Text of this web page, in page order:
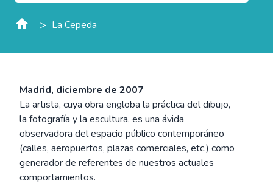
> La Cepeda
Madrid, diciembre de 2007
La artista, cuya obra engloba la práctica del dibujo,
la fotografía y la escultura, es una ávida
observadora del espacio público contemporáneo
(calles, aeropuertos, plazas comerciales, etc.) como
generador de referentes de nuestros actuales
comportamientos.